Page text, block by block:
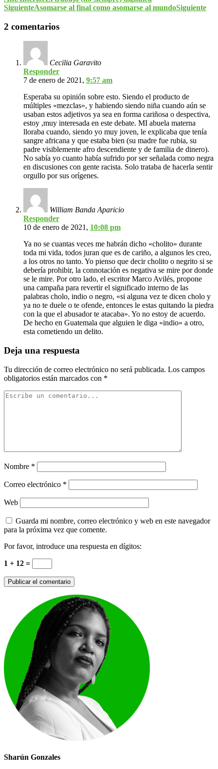
SiguienteAsomarse al final como asomarse al mundoSiguiente
2 comentarios
Cecilia Garavito
Responder
7 de enero de 2021, 9:57 am
Esperaba su opinión sobre esto. Siendo el producto de
múltiples «mezclas», y habiendo siendo niña cuando aún se
usaban estos adjetivos ya sea en forma cariñosa o despectiva,
estoy ,muy interesada en este debate. MI abuela materna
lloraba cuando, siendo yo muy joven, le explicaba que tenía
sangre africana y que estaba bien (su madre fue rubia, su
padre visiblemente afro descendiente y de familia de dinero).
No sabía yo cuanto había sufrido por ser señalada como negra
en discusiones con gente racista. Solo trataba de hacerla sentir
orgullo por sus orígenes.
William Banda Aparicio
Responder
10 de enero de 2021, 10:08 pm
Ya no se cuantas veces me habrán dicho «cholito» durante
toda mi vida, todos juran que es de cariño, a algunos les creo,
a los otros no tanto. Yo pienso que decir cholito o negrito si se
debería prohibir, la connotación es negativa se mire por donde
se le mire. Por otro lado, el escritor Marco Avilés, propone
una campaña para revertir el significado interno de las
palabras cholo, indio o negro, «si alguna vez te dicen cholo y
ya no te duele o te ofende, entonces le estas quitando la piedra
con la que el abusador te atacaba». Yo no estoy de acuerdo.
De hecho en Guatemala que alguien le diga «indio» a otro,
esta cometiendo un delito.
Deja una respuesta
Tu dirección de correo electrónico no será publicada. Los campos
obligatorios están marcados con *
Nombre *
Correo electrónico *
Web
Guarda mi nombre, correo electrónico y web en este navegador
para la próxima vez que comente.
Por favor, introduce una respuesta en dígitos:
1 + 12 =
Sharún Gonzales